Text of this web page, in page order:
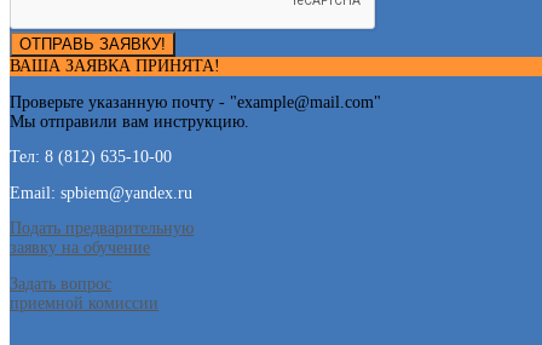
ОТПРАВЬ ЗАЯВКУ!
ВАША ЗАЯВКА ПРИНЯТА!
Проверьте указанную почту - "example@mail.com"
Мы отправили вам инструкцию.
Тел: 8 (812) 635-10-00
Email: spbiem@yandex.ru
Подать предварительную
заявку на обучение
Задать вопрос
приемной комиссии